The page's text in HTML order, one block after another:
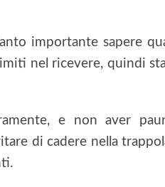
importante sapere
nel ricevere, quindi
e non aver
di cadere nella